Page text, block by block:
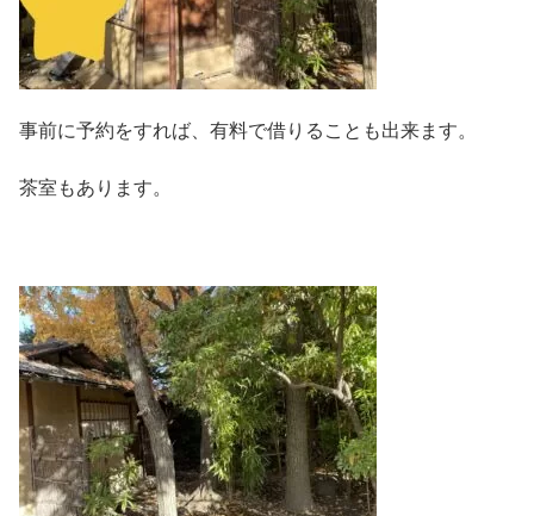
事前に予約をすれば、有料で借りることも出来ます。
茶室もあります。